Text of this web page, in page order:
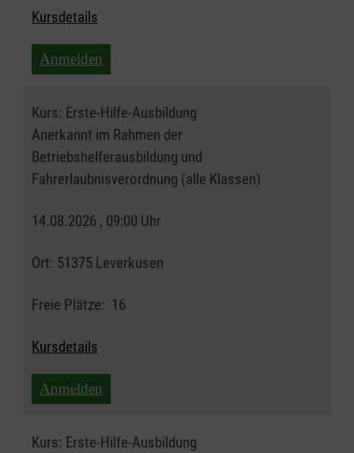
Kursdetails
Anmelden
Kurs: Erste-Hilfe-Ausbildung
Anerkannt im Rahmen der
Betriebshelferausbildung und
Fahrerlaubnisverordnung (alle Klassen)
14.08.2026 , 09:00 Uhr
Ort: 51375 Leverkusen
Freie Plätze: 16
Kursdetails
Anmelden
Kurs: Erste-Hilfe-Ausbildung